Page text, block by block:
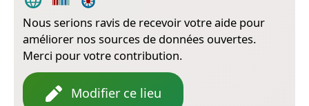
Nous serions ravis de recevoir votre aide pour
améliorer nos sources de données ouvertes.
Merci pour votre contribution.
Modifier ce lieu